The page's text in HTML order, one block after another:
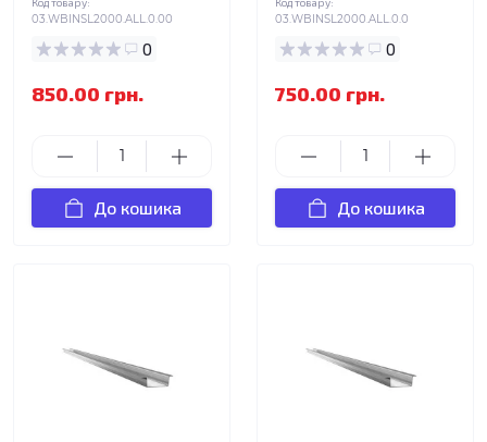
03.WBINSL2000.ALL.0.00
0
850.00 грн.
До кошика
03.WBINSL2000.ALL.0.0
0
750.00 грн.
До кошика